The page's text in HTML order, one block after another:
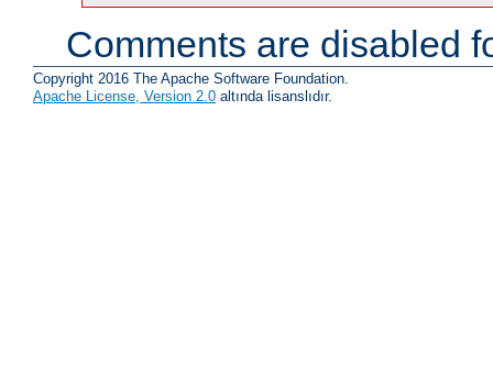
Comments are disabled
Copyright 2016 The Apache Software Foundation.
Apache License, Version 2.0 altında lisanslıdır.